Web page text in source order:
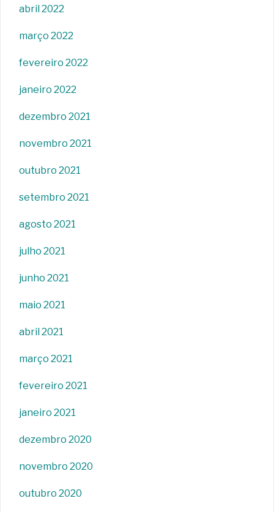
abril 2022
março 2022
fevereiro 2022
janeiro 2022
dezembro 2021
novembro 2021
outubro 2021
setembro 2021
agosto 2021
julho 2021
junho 2021
maio 2021
abril 2021
março 2021
fevereiro 2021
janeiro 2021
dezembro 2020
novembro 2020
outubro 2020